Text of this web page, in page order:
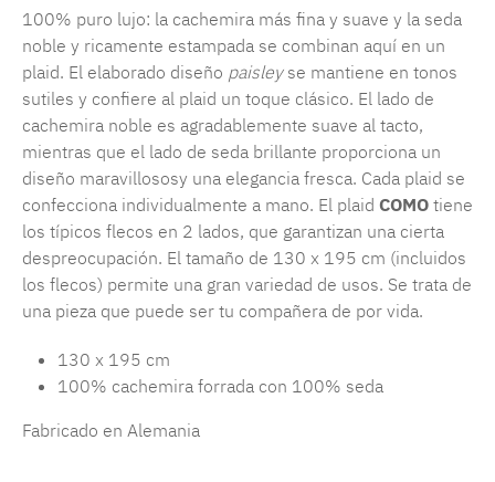
100% puro lujo: la cachemira más fina y suave y la seda
noble y ricamente estampada se combinan aquí en un
plaid. El elaborado diseño paisleyse mantiene en tonos
sutiles y confiere al plaid un toque clásico. El lado de
cachemira noble es agradablemente suave al tacto,
mientras que el lado de seda brillante proporciona un
diseño maravillososy una elegancia fresca. Cada plaid se
confecciona individualmente a mano. El plaid COMO tiene
los típicos flecos en 2 lados, que garantizan una cierta
despreocupación. El tamaño de 130 x 195 cm (incluidos
los flecos) permite una gran variedad de usos. Se trata de
una pieza que puede ser tu compañera de por vida.
130 x 195 cm
100% cachemira forrada con 100% seda
Fabricado en Alemania